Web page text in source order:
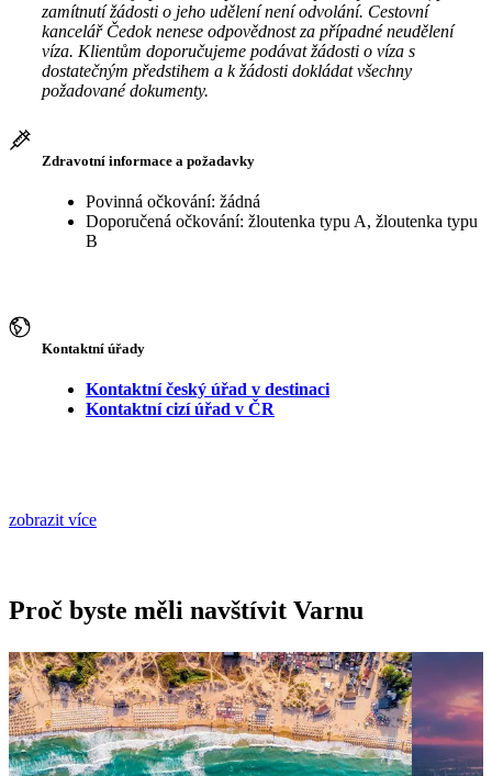
zamítnutí žádosti o jeho udělení není odvolání. Cestovní
kancelář Čedok nenese odpovědnost za případné neudělení
víza. Klientům doporučujeme podávat žádosti o víza s
dostatečným předstihem a k žádosti dokládat všechny
požadované dokumenty.
Zdravotní informace a požadavky
Povinná očkování: žádná
Doporučená očkování: žloutenka typu A, žloutenka typu
B
Kontaktní úřady
Kontaktní český úřad v destinaci
Kontaktní cizí úřad v ČR
zobrazit více
Proč byste měli navštívit Varnu